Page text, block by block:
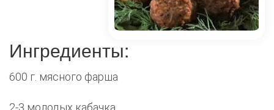
Ингредиенты:
600 г. мясного фарша
2-3 молодых кабачка